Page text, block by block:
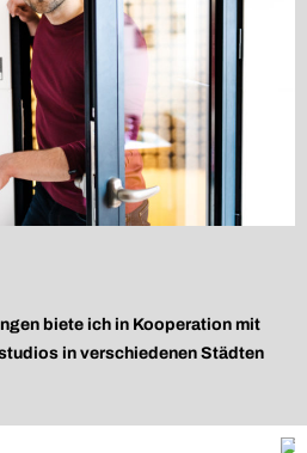
biete ich in Kooperation mit
in verschiedenen Städten